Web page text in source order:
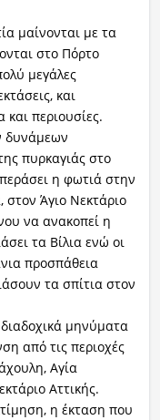
μαίνονται με τα
στο Πόρτο
μεγάλες
και
περιουσίες.
δυνάμεων
πυρκαγιάς στο
η φωτιά στην
Άγιο Νεκτάριο
να ανακοπεί η
τα Βίλια ενώ οι
προσπάθεια
τα σπίτια στον
μηνύματα
από τις περιοχές
Αγία
Αττικής.
η έκταση που